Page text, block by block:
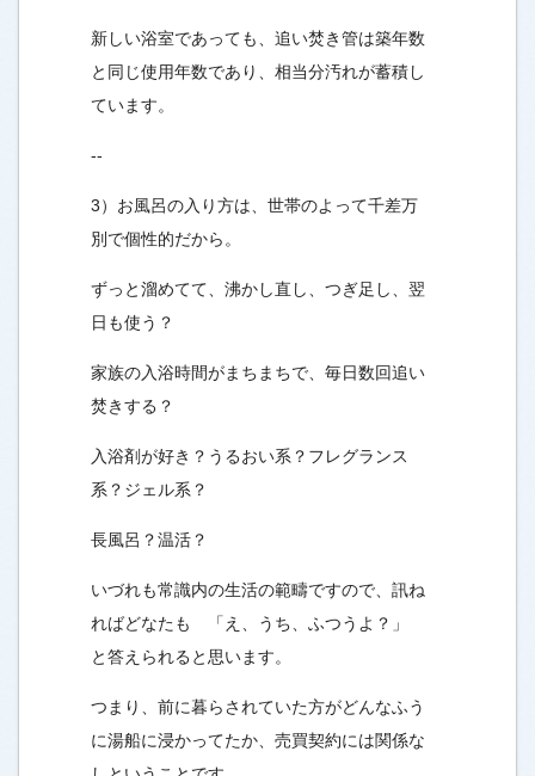
新しい浴室であっても、追い焚き管は築年数
と同じ使用年数であり、相当分汚れが蓄積し
ています。
--
3）お風呂の入り方は、世帯のよって千差万
別で個性的だから。
ずっと溜めてて、沸かし直し、つぎ足し、翌
日も使う？
家族の入浴時間がまちまちで、毎日数回追い
焚きする？
入浴剤が好き？うるおい系？フレグランス
系？ジェル系？
長風呂？温活？
いづれも常識内の生活の範疇ですので、訊ね
ればどなたも 「え、うち、ふつうよ？」
と答えられると思います。
つまり、前に暮らされていた方がどんなふう
に湯船に浸かってたか、売買契約には関係な